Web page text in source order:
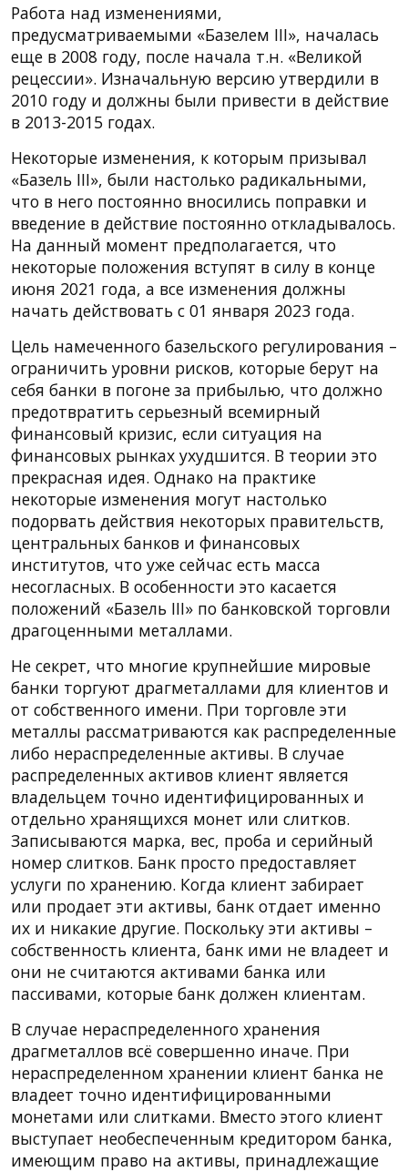
Работа над изменениями,
предусматриваемыми «Базелем III», началась
еще в 2008 году, после начала т.н. «Великой
рецессии». Изначальную версию утвердили в
2010 году и должны были привести в действие
в 2013-2015 годах.
Некоторые изменения, к которым призывал
«Базель III», были настолько радикальными,
что в него постоянно вносились поправки и
введение в действие постоянно откладывалось.
На данный момент предполагается, что
некоторые положения вступят в силу в конце
июня 2021 года, а все изменения должны
начать действовать с 01 января 2023 года.
Цель намеченного базельского регулирования –
ограничить уровни рисков, которые берут на
себя банки в погоне за прибылью, что должно
предотвратить серьезный всемирный
финансовый кризис, если ситуация на
финансовых рынках ухудшится. В теории это
прекрасная идея. Однако на практике
некоторые изменения могут настолько
подорвать действия некоторых правительств,
центральных банков и финансовых
институтов, что уже сейчас есть масса
несогласных. В особенности это касается
положений «Базель III» по банковской торговли
драгоценными металлами.
Не секрет, что многие крупнейшие мировые
банки торгуют драгметаллами для клиентов и
от собственного имени. При торговле эти
металлы рассматриваются как распределенные
либо нераспределенные активы. В случае
распределенных активов клиент является
владельцем точно идентифицированных и
отдельно хранящихся монет или слитков.
Записываются марка, вес, проба и серийный
номер слитков. Банк просто предоставляет
услуги по хранению. Когда клиент забирает
или продает эти активы, банк отдает именно
их и никакие другие. Поскольку эти активы –
собственность клиента, банк ими не владеет и
они не считаются активами банка или
пассивами, которые банк должен клиентам.
В случае нераспределенного хранения
драгметаллов всё совершенно иначе. При
нераспределенном хранении клиент банка не
владеет точно идентифицированными
монетами или слитками. Вместо этого клиент
выступает необеспеченным кредитором банка,
имеющим право на активы, принадлежащие